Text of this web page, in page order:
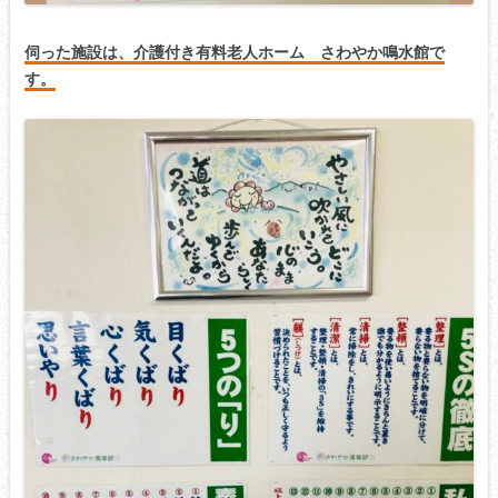
伺った施設は、介護付き有料老人ホーム さわやか鳴水館で
す。